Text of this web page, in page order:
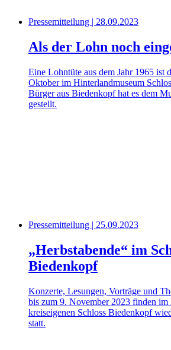
Pressemitteilung | 28.09.2023
Als der Lohn noch
Eine Lohntüte aus dem Jahr 1965 ist
Oktober im Hinterlandmuseum
Bürger aus Biedenkopf hat es dem
gestellt.
Pressemitteilung | 25.09.2023
„Herbstabende“ im
Biedenkopf
Konzerte, Lesungen, Vorträge und
bis zum 9. November 2023 finden
kreiseigenen Schloss Biedenkopf
statt.